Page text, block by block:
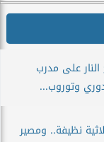
على مدرب
وتوروب...
نظيفة.. ومصير